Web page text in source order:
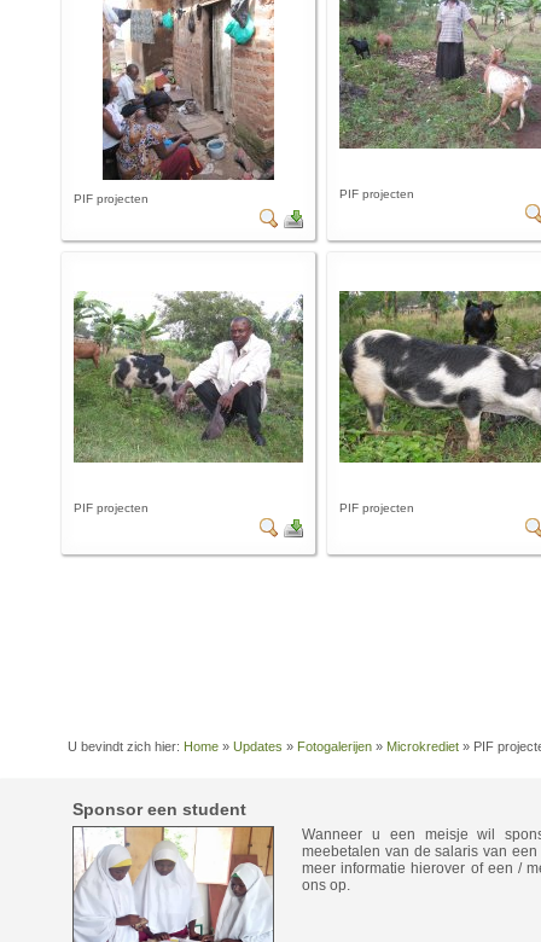
PIF projecten PIF projecten
PIF projecten PIF projecten
U bevindt zich hier: Home » Updates » Fotogalerijen » Microkrediet » PIF
Sponsor een student
Wanneer u een meisje wil
meebetalen van de salaris van
meer informatie hierover of een /
ons op.